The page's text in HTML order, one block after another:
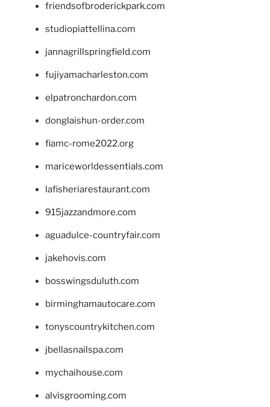
friendsofbroderickpark.com
studiopiattellina.com
jannagrillspringfield.com
fujiyamacharleston.com
elpatronchardon.com
donglaishun-order.com
fiamc-rome2022.org
mariceworldessentials.com
lafisheriarestaurant.com
915jazzandmore.com
aguadulce-countryfair.com
jakehovis.com
bosswingsduluth.com
birminghamautocare.com
tonyscountrykitchen.com
jbellasnailspa.com
mychaihouse.com
alvisgrooming.com